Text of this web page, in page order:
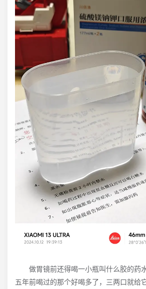
做胃镜前还得喝一小瓶叫什么胶的药
五年前喝过的那个好喝多了，三两口就给